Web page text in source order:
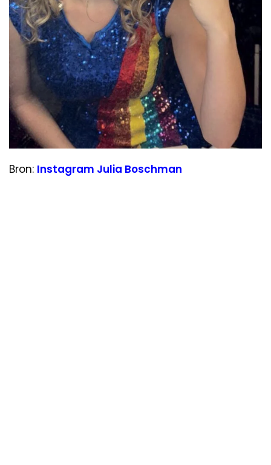
Bron: Instagram Julia Boschman